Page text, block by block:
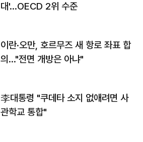
대'…OECD 2위 수준
이란·오만, 호르무즈 새 항로 좌표 합
의…"전면 개방은 아냐"
李대통령 "쿠데타 소지 없애려면 사
관학교 통합"